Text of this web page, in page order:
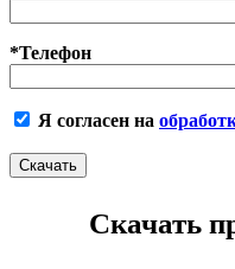
*Телефон
Я согласен на
Скачать